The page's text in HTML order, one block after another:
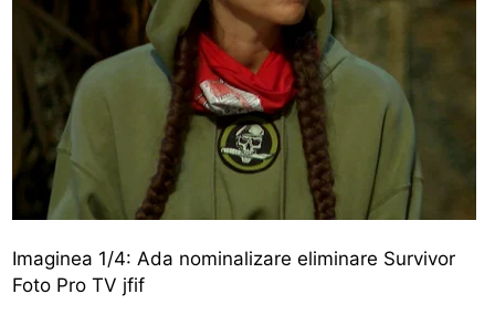
Imaginea 1/4: Ada nominalizare eliminare Survivor
Foto Pro TV jfif